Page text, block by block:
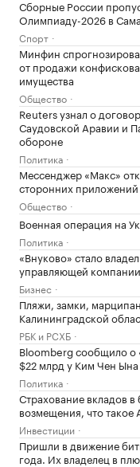
Сборные России
Олимпиаду-2026 в
Спорт
Минфин
от продажи
имущества
Общество
Reuters узнал о
Саудовской Аравии и
обороне
Политика
Мессенджер «Макс»
сторонних приложений
Общество
Военная операция на
Политика
«Внуково» стало
управляющей
Бизнес
Пляжи, замки,
Калининградской
РБК и РСХБ
Bloomberg сообщило о
$22 млрд у Ким Чен Ына
Политика
Страхование вкладов в
возмещения, что такое
Инвестиции
Пришли в движение
года. Их владелец в